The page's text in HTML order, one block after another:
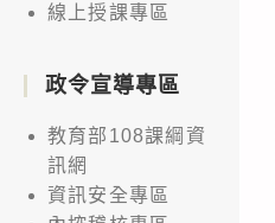
線上授課專區
政令宣導專區
教育部108課綱資
訊網
資訊安全專區